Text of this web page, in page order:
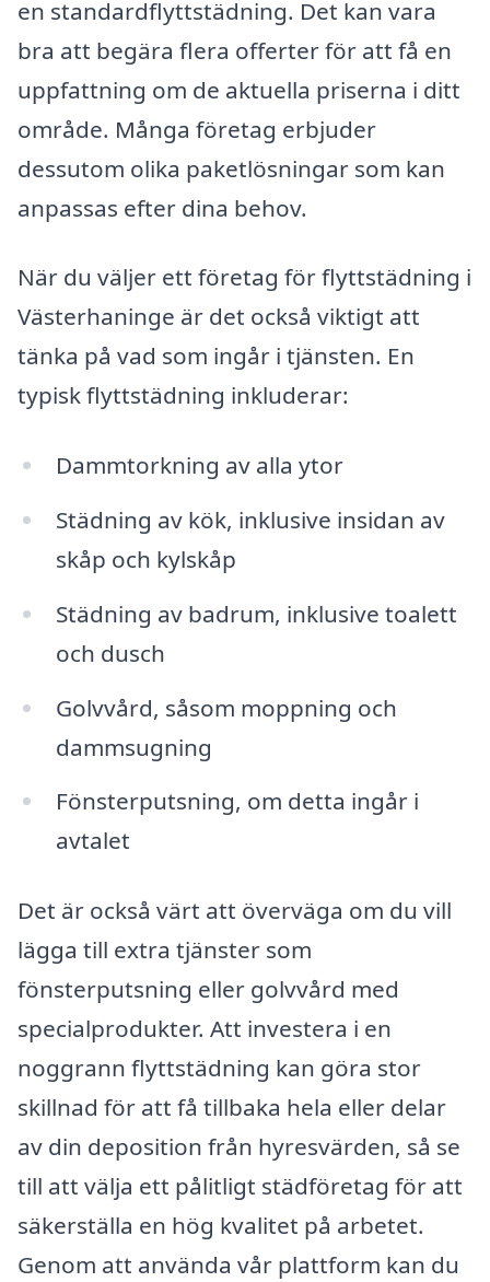
en standardflyttstädning. Det kan vara
bra att begära flera offerter för att få en
uppfattning om de aktuella priserna i ditt
område. Många företag erbjuder
dessutom olika paketlösningar som kan
anpassas efter dina behov.
När du väljer ett företag för flyttstädning i
Västerhaninge är det också viktigt att
tänka på vad som ingår i tjänsten. En
typisk flyttstädning inkluderar:
Dammtorkning av alla ytor
Städning av kök, inklusive insidan av
skåp och kylskåp
Städning av badrum, inklusive toalett
och dusch
Golvvård, såsom moppning och
dammsugning
Fönsterputsning, om detta ingår i
avtalet
Det är också värt att överväga om du vill
lägga till extra tjänster som
fönsterputsning eller golvvård med
specialprodukter. Att investera i en
noggrann flyttstädning kan göra stor
skillnad för att få tillbaka hela eller delar
av din deposition från hyresvärden, så se
till att välja ett pålitligt städföretag för att
säkerställa en hög kvalitet på arbetet.
Genom att använda vår plattform kan du